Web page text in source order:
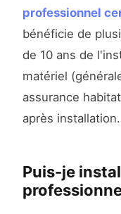
professionnel
bénéficie de
de 10 ans de
matériel
assurance
après installation.
Puis-je